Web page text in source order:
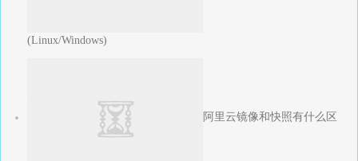
(Linux/Windows)
阿里云镜像和快照有什么区